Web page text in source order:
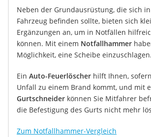
Neben der Grundausrüstung, die sich
Fahrzeug befinden sollte, bieten sich
Ergänzungen an, um in Notfällen
können. Mit einem Notfallhammer
Möglichkeit, eine Scheibe einzuschlagen.
Ein Auto-Feuerlöscher hilft Ihnen,
Unfall zu einem Brand kommt, und mit
Gurtschneider können Sie Mitfahrer
die Befestigung des Gurts nicht mehr
Zum Notfallhammer-Vergleich